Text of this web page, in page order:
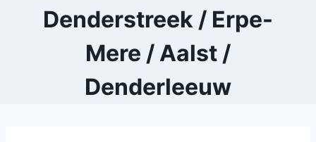
Denderstreek / Erpe-
Mere / Aalst /
Denderleeuw